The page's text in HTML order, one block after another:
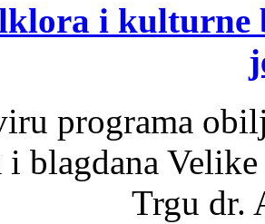
i kulturne
programa
blagdana
Trgu dr.